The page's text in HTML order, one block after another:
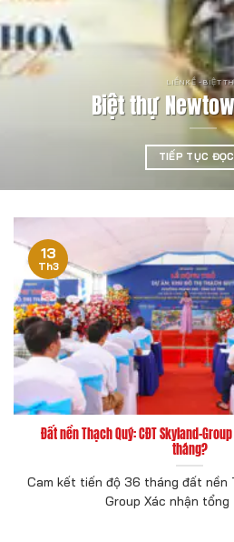
LIỀN KỀ - BIỆT
Biệt thự
TIẾP TỤC ĐỌC
Đất nền Thạch Quý: CĐT Skyland-
tháng?
Cam kết tiến độ 36 tháng đất nền
Group Xác nhận tổng
13
Th3